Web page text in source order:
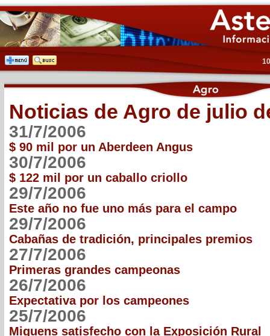
Noticias de Agro de julio
31/7/2006
$ 90 mil por un Aberdeen Angus
30/7/2006
$ 122 mil por un caballo criollo
29/7/2006
Este año no fue uno más para el campo
29/7/2006
Cabañas de tradición, principales premios
27/7/2006
Primeras grandes campeonas
26/7/2006
Expectativa por los campeones
25/7/2006
Miguens satisfecho con la Exposición Rural